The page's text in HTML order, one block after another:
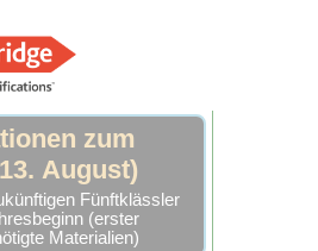
zum
August)
Fünftklässler
(erster
Materialien)